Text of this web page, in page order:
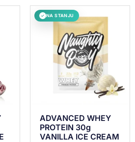
✓ NA STANJU
ADVANCED WHEY
PROTEIN 30g
VANILLA ICE CREAM